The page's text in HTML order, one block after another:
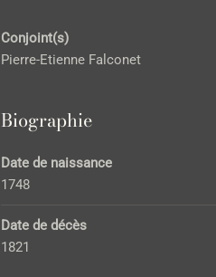
Conjoint(s)
Pierre-Etienne Falconet
Biographie
Date de naissance
1748
Date de décès
1821